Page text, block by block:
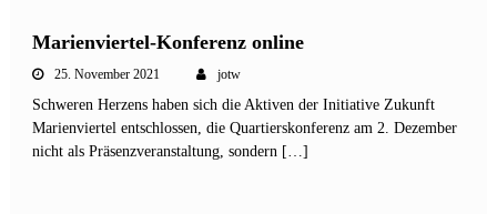
Marienviertel-Konferenz online
25. November 2021 jotw
Schweren Herzens haben sich die Aktiven der Initiative Zukunft
Marienviertel entschlossen, die Quartierskonferenz am 2. Dezember
nicht als Präsenzveranstaltung, sondern […]